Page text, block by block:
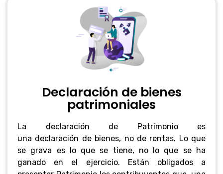
Declaración de bienes
patrimoniales
La declaración de Patrimonio es
una declaración de bienes, no de rentas. Lo que
se grava es lo que se tiene, no lo que se ha
ganado en el ejercicio. Están obligados a